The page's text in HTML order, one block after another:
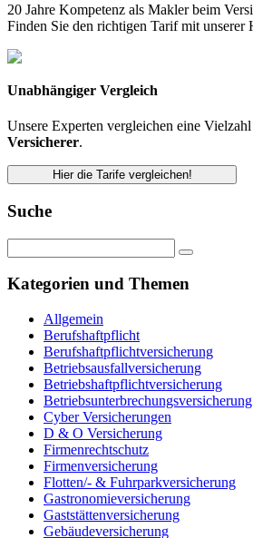
20 Jahre Kompetenz als Makler beim
Finden Sie den richtigen Tarif mit unserer
Unabhängiger Vergleich
Unsere Experten vergleichen eine
Versicherer.
Hier die Tarife vergleichen!
Suche
Kategorien und Themen
Allgemein
Berufshaftpflicht
Berufshaftpflichtversicherung
Betriebsausfallversicherung
Betriebshaftpflichtversicherung
Betriebsunterbrechungsversicherung
Cyber Versicherungen
D & O Versicherung
Firmenrechtschutz
Firmenversicherung
Flotten/- & Fuhrparkversicherung
Gastronomieversicherung
Gaststättenversicherung
Gebäudeversicherung